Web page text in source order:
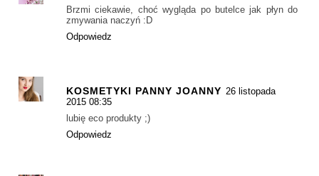
Brzmi ciekawie, choć wygląda po butelce jak płyn do
zmywania naczyń :D
Odpowiedz
KOSMETYKI PANNY JOANNY 26 listopada
2015 08:35
lubię eco produkty ;)
Odpowiedz